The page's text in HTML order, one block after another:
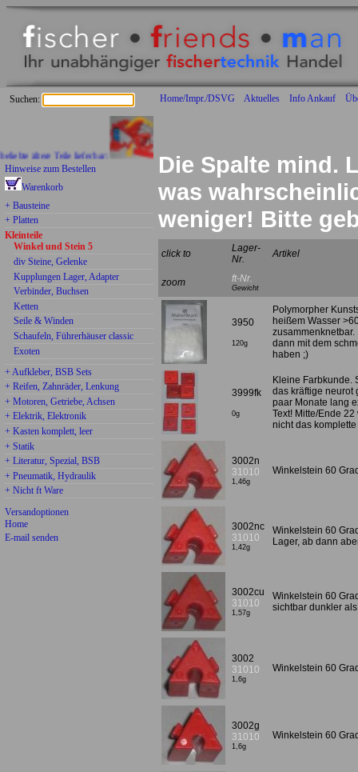
Home/Impr./DSVG Aktuelles Info Ankauf
Suchen:
ältere Teile lieferbar:
Hinweise zum Bestellen
Warenkorb
+ Bausteine
+ Platten
Kleinteile
Winkel und Stein 5
div Steine, Gelenke
Kupplungen Lager, Adapter
Verbinder, Buchsen
Ketten
Seile & Winden
Schaufeln, Führerhäuser classic
Exoten
+ Aufkleber, BSB Sets
+ Reifen, Zahnräder, Lenkung
+ Motoren, Getriebe, Achsen
+ Elektrik, Elektronik
+ Kasten komplett, leer
+ Statik
+ Literatur, Spezial, BSB
+ Pneumatik, Hydraulik
+ Nicht ft Ware
Versandoptionen
Home
E-mail senden
Die Spalte mind.
was
weniger! Bitte
click to
Lager-
Nr.
Artikel
zoom ft-Nr.
Gewicht
3950
120g
Polymorpher
heißem Wasser
dann mit dem
haben ;)
3999fk
0g
Kleine Farbkunde.
das kräftige neurot
paar Monate lang
Text! Mitte/Ende
nicht das
3002n
31010
1,46g
Winkelstein 60
3002nc
31010
1,42g
Winkelstein 60
Lager, ab dann
3002cu
31010
1,57g
Winkelstein 60
sichtbar dunkler
3002
31010
1,6g
Winkelstein 60
3002g
31010
1,6g
Winkelstein 60